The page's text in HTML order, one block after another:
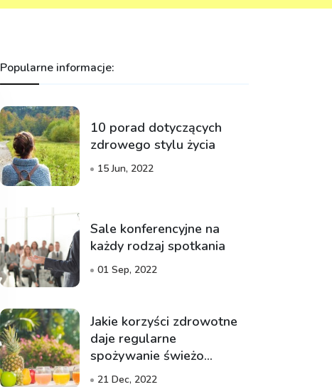
Popularne informacje:
10 porad dotyczących
zdrowego stylu życia
15 Jun, 2022
Sale konferencyjne na
każdy rodzaj spotkania
01 Sep, 2022
Jakie korzyści zdrowotne
daje regularne
spożywanie świeżo
wyciskanych soków?
21 Dec, 2022